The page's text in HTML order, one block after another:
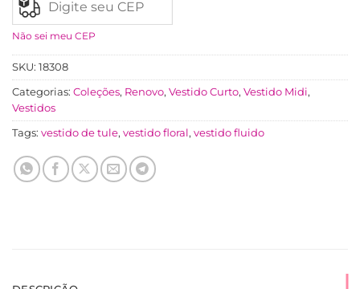
Não sei meu CEP
SKU: 18308
Categorias: Coleções, Renovo, Vestido Curto, Vestido Midi,
Vestidos
Tags: vestido de tule, vestido floral, vestido fluido